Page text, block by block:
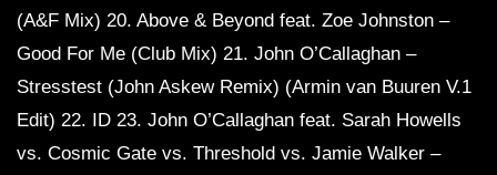
(A&F Mix) 20. Above & Beyond feat. Zoe Johnston –
Good For Me (Club Mix) 21. John O’Callaghan –
Stresstest (John Askew Remix) (Armin van Buuren V.1
Edit) 22. ID 23. John O’Callaghan feat. Sarah Howells
vs. Cosmic Gate vs. Threshold vs. Jamie Walker –